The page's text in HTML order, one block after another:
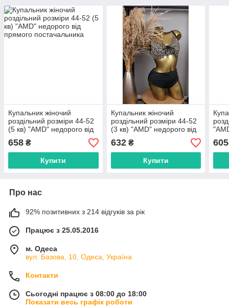
Купальник жіночий
роздільний розміри 44-52
(5 кв) "AMD" недорого від
прямого постачальника
658 ₴
Купити
Купальник жіночий
роздільний розміри 44-52
(3 кв) "AMD" недорого від
прямого постачальника
632₴
Купити
605
Про нас
92% позитивних з 214 відгуків за рік
Працює з 25.05.2016
м. Одеса
вул. Базова, 10, Одеса, Україна
Контакти
Сьогодні працює з 08:00 до 18:00
Показати весь графік роботи